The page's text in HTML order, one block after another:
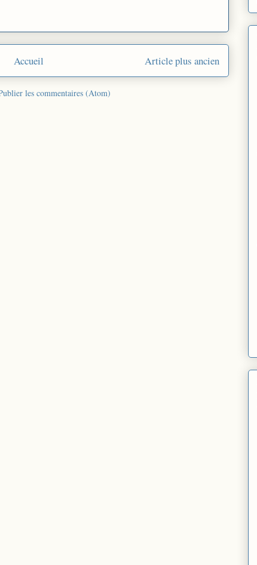
Article plus ancien
Accueil
les commentaires (Atom)